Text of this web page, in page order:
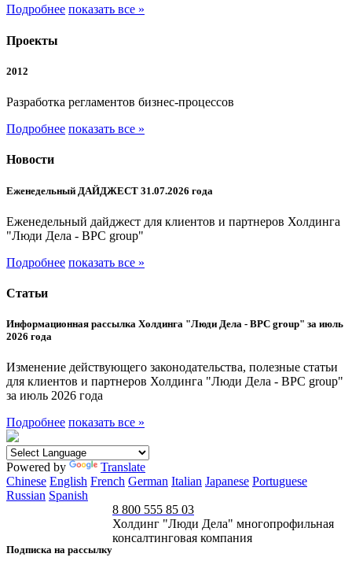
Подробнее показать все »
Проекты
2012
Разработка регламентов бизнес-процессов
Подробнее показать все »
Новости
Еженедельный ДАЙДЖЕСТ 31.07.2026 года
Еженедельный дайджест для клиентов и партнеров Холдинга
"Люди Дела - BPC group"
Подробнее показать все »
Статьи
Информационная рассылка Холдинга "Люди Дела - BPC group" за июль
2026 года
Изменение действующего законодательства, полезные статьи
для клиентов и партнеров Холдинга "Люди Дела - BPC group"
за июль 2026 года
Подробнее показать все »
Powered by
Translate
Chinese English French German Italian Japanese Portuguese
Russian Spanish
Подписка на рассылку
8 800 555 85 03
Холдинг "Люди Дела" многопрофильная
консалтинговая компания